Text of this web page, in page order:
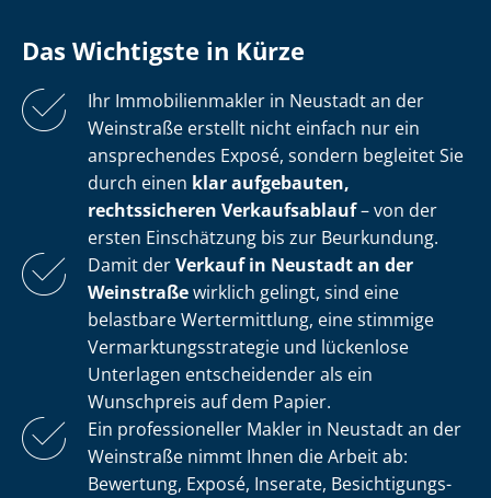
Das Wichtigste in Kürze
Ihr Im­mo­bi­li­en­mak­ler in Neustadt an der
Weinstraße erstellt nicht einfach nur ein
ansprechendes Exposé, sondern begleitet Sie
durch einen klar aufgebauten,
rechtssicheren Verkaufsablauf– von der
ersten Einschätzung bis zur Beurkundung.
Damit derVerkauf in Neustadt an der
Weinstraßewirklich gelingt, sind eine
belastbare Wertermittlung, eine stimmige
Ver­mark­tungs­stra­te­gie und lückenlose
Unterlagen entscheidender als ein
Wunschpreis auf dem Papier.
Ein professioneller Makler in Neustadt an der
Weinstraße nimmt Ihnen die Arbeit ab:
Bewertung, Exposé, Inserate, Be­sich­ti­gungs­